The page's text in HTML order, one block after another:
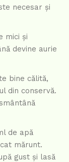
necesar și
mici și
devine aurie
bine călită,
din conservă.
de apă
mărunt.
gust și lasă